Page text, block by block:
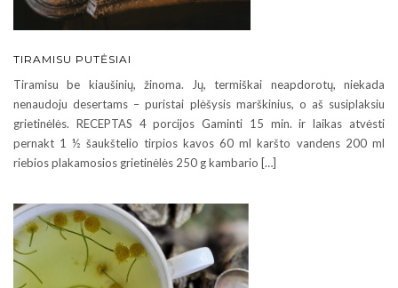
TIRAMISU PUTĖSIAI
Tiramisu be kiaušinių, žinoma. Jų, termiškai neapdorotų, niekada
nenaudoju desertams – puristai plėšysis marškinius, o aš susiplaksiu
grietinėlės. RECEPTAS 4 porcijos Gaminti 15 min. ir laikas atvėsti
pernakt 1 ½ šaukštelio tirpios kavos 60 ml karšto vandens 200 ml
riebios plakamosios grietinėlės 250 g kambario […]